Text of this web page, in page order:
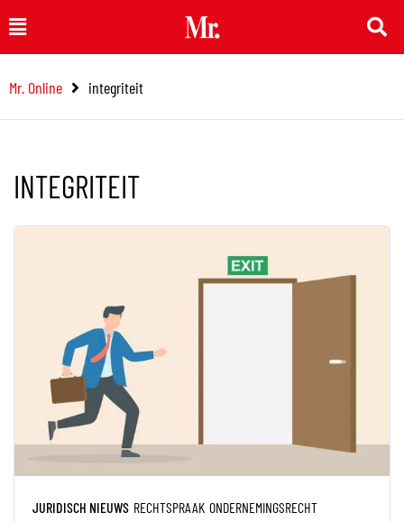
naar
inhoud
Main
Menu
Mr. Online integriteit
INTEGRITEIT
JURIDISCH NIEUWS RECHTSPRAAK ONDERNEMINGSRECHT